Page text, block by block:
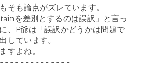
そも論点がズレています。
を差別とするのは誤訳」と言っ
、F爺は「誤訳かどうかは問題で
しています。
すよね。